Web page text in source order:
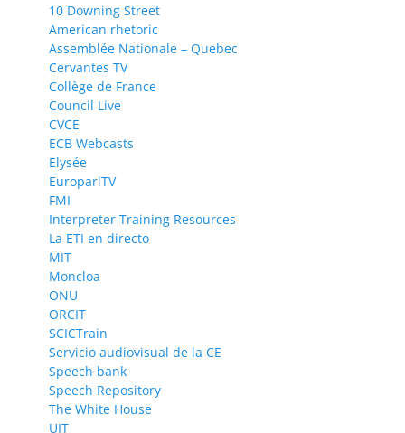
10 Downing Street
American rhetoric
Assemblée Nationale – Quebec
Cervantes TV
Collège de France
Council Live
CVCE
ECB Webcasts
Elysée
EuroparlTV
FMI
Interpreter Training Resources
La ETI en directo
MIT
Moncloa
ONU
ORCIT
SCICTrain
Servicio audiovisual de la CE
Speech bank
Speech Repository
The White House
UIT